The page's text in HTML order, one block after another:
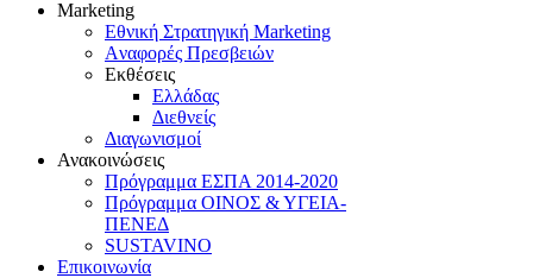
Marketing
Eθνική Στρατηγική Marketing
Aναφορές Πρεσβειών
Eκθέσεις
Eλλάδας
Διεθνείς
Διαγωνισμοί
Ανακοινώσεις
Πρόγραμμα ΕΣΠΑ 2014-2020
Πρόγραμμα ΟΙΝΟΣ & ΥΓΕΙΑ-
ΠΕΝΕΔ
SUSTAVINO
Επικοινωνία